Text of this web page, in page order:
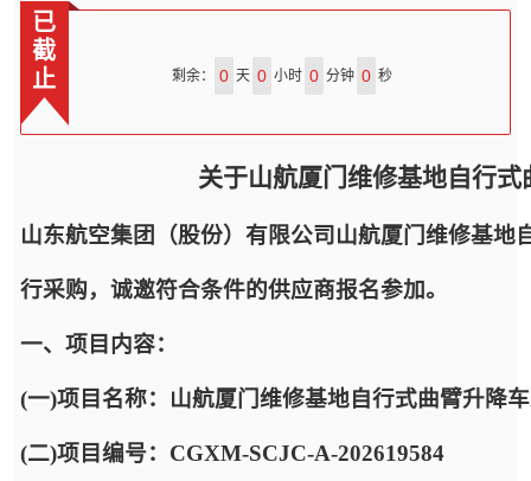
已
截
止
剩余： 0 天 0 小时 0 分钟 0 秒
关于山航厦门维修基地自行
山东航空集团（股份）有限公司山航厦门维修基
行采购，诚邀符合条件的供应商报名参加。
一、项目内容：
(一)项目名称：山航厦门维修基地自行式曲臂升降
(二)项目编号：CGXM-SCJC-A-202619584